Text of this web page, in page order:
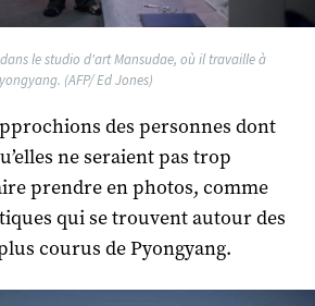
le studio d'art Mansudae, où il travaille à
(AFP/ Ed Jones)
des personnes dont
ne seraient pas trop
prendre en photos, comme
qui se trouvent autour des
courus de Pyongyang.